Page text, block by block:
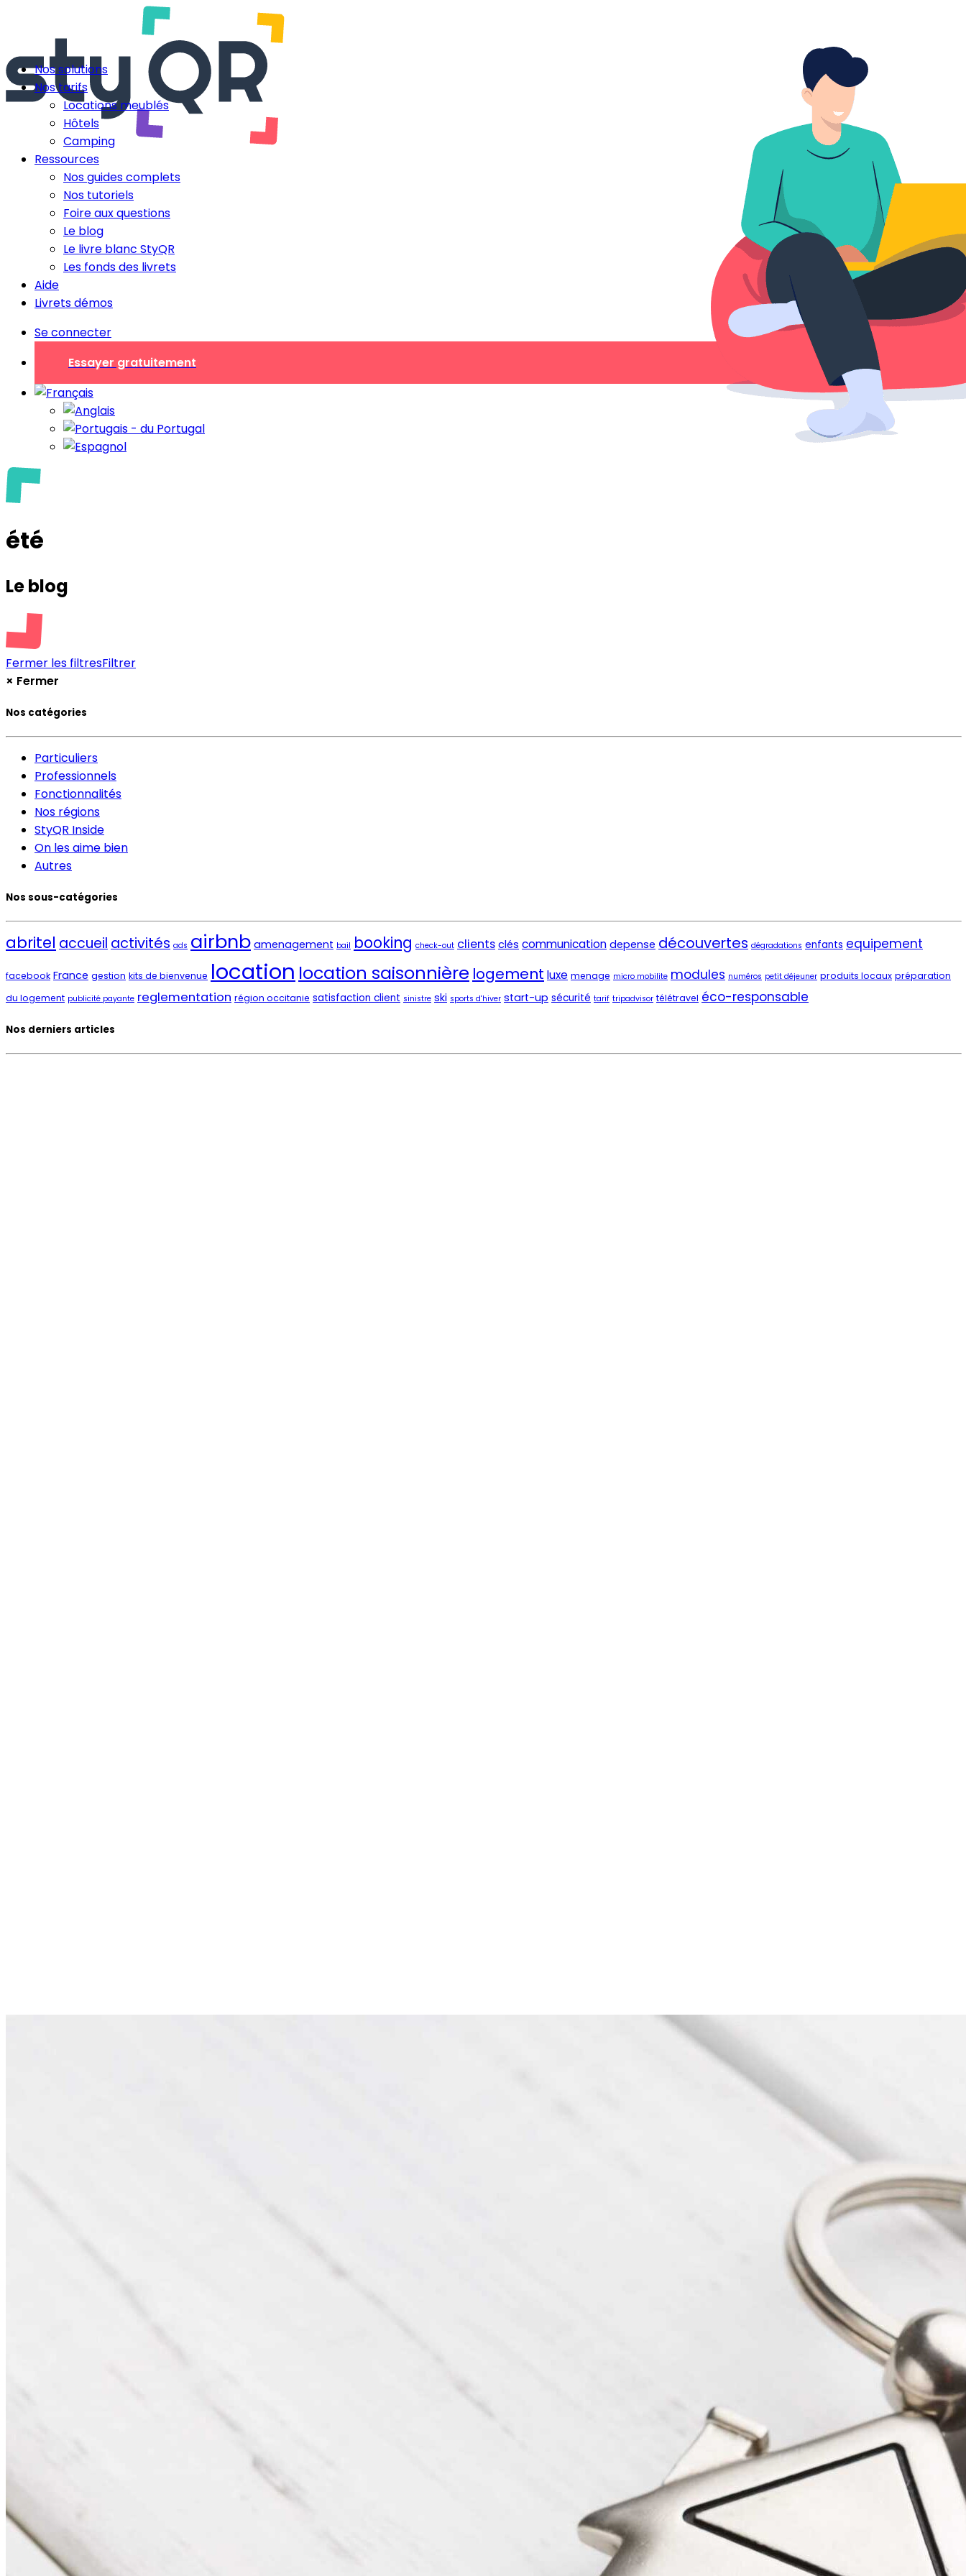
Nos solutions
Nos tarifs
Locations meublés
Hôtels
Camping
Ressources
Nos guides complets
Nos tutoriels
Foire aux questions
Le blog
Le livre blanc StyQR
Les fonds des livrets
Aide
Livrets démos
Se connecter
Essayer gratuitement
été
Le blog
Fermer les filtresFiltrer
× Fermer
Nos catégories
Particuliers
Professionnels
Fonctionnalités
Nos régions
StyQR Inside
On les aime bien
Autres
Nos sous-catégories
abritel accueilactivités ads airbnb amenagement bail booking check-out clients clés communication depense découvertes dégradations enfants equipement
facebook France gestion kits de bienvenue location location saisonnière logement luxe menage micro mobilite modules numéros petit déjeuner produits locaux préparation
du logement publicité payante reglementation région occitanie satisfaction client sinistre ski sports d'hiver start-up sécurité tarif tripadvisor télétravel éco-responsable
Nos derniers articles